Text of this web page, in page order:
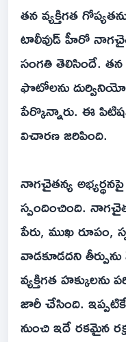
తన వ్యక్తిగత
టాలీవుడ్ హీరో
సంగతి తెలిసిందే.
ఫొటోలను
పేర్కొన్నారు. ఈ
విచారణ జరిపింది.
నాగచైతన్య
స్పందించింది.
పేరు, ముఖ రూపం,
వాడకూడదని
వ్యక్తిగత హక్కులను
జారీ చేసింది. ఇప్పటికే
నుంచి ఇదే రకమైన